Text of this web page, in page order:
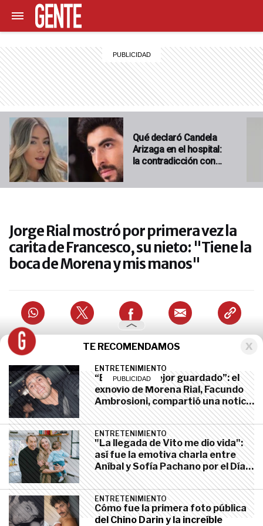
Qué declaró Candela
Arizaga en el hospital:
la contradicción con…
Jorge Rial mostró por primera vez la
carita de Francesco, su nieto: "Tiene la
boca de Morena y mis manos"
ACTUALIDAD marzo 27, 2019
TE RECOMENDAMOS
ENTRETENIMIENTO
“El secreto mejor guardado”: el
exnovio de Morena Rial, Facundo
Ambrosioni, compartió una noticia
inesperada en sus redes
ENTRETENIMIENTO
"La llegada de Vito me dio vida":
así fue la emotiva charla entre
Aníbal y Sofía Pachano por el Día
de los Abuelos
ENTRETENIMIENTO
Cómo fue la primera foto pública
del Chino Darin y la increíble